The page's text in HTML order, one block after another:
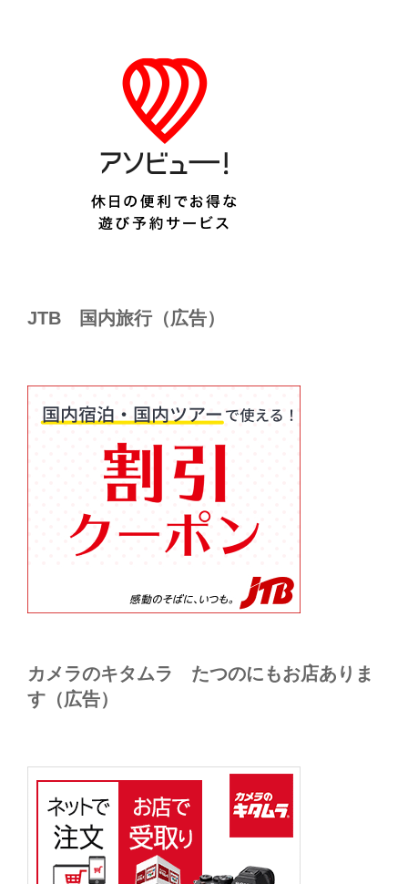
JTB 国内旅行（広告）
カメラのキタムラ たつのにもお店ありま
す（広告）